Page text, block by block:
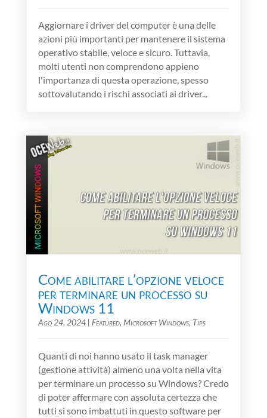
Aggiornare i driver del computer è una delle
azioni più importanti per mantenere il sistema
operativo stabile, veloce e sicuro. Tuttavia,
molti utenti non comprendono appieno
l'importanza di questa operazione, spesso
sottovalutando i rischi associati ai driver...
Come abilitare l’opzione veloce
per terminare un processo su
Windows 11
Ago 24, 2024| Featured, Microsoft Windows, Tips
Quanti di noi hanno usato il task manager
(gestione attività) almeno una volta nella vita
per terminare un processo su Windows? Credo
di poter affermare con assoluta certezza che
tutti si sono imbattuti in questo software per